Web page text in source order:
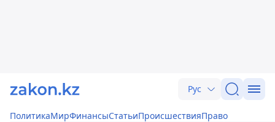
Рус
ПолитикаМирФинансыСтатьиПроисшествияПраво